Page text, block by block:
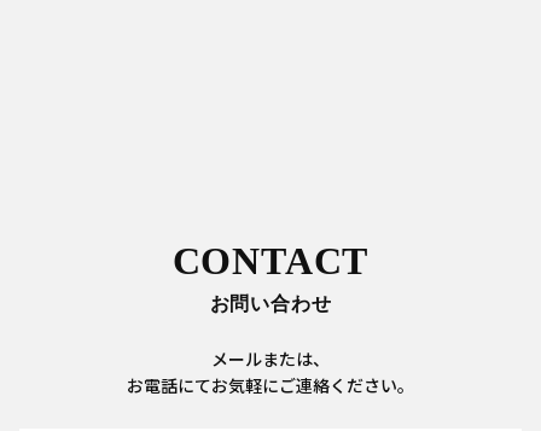
CONTACT
お問い合わせ
メールまたは、
お電話にてお気軽にご連絡ください。